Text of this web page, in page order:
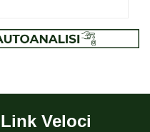
Link Veloci